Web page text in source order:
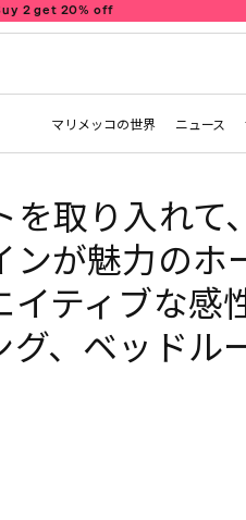
2 get 20% off
マリメッコの世界 ニュース
を取り入れて
ンが魅力のホ
イティブな感
、ベッドル